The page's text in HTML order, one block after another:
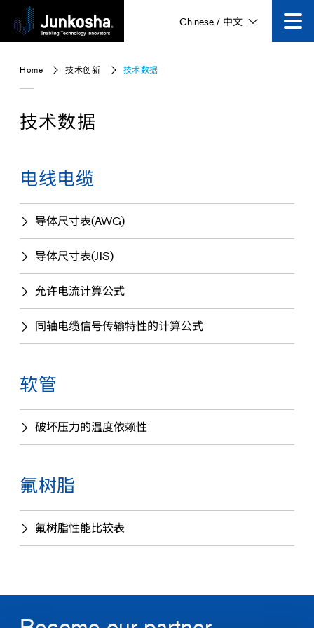
技术创新
产品
公司动态
视频专区
咨询
Chinese / 中文
Home 技术创新 技术数据
技术数据
电线电缆
导体尺寸表(AWG)
导体尺寸表(JIS)
允许电流计算公式
同轴电缆信号传输特性的计算公式
软管
破坏压力的温度依赖性
氟树脂
氟树脂性能比较表